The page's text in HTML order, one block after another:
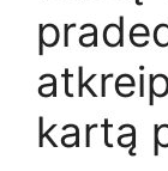
kartą